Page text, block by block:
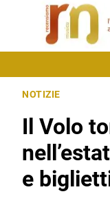
NOTIZIE
Il Volo
e